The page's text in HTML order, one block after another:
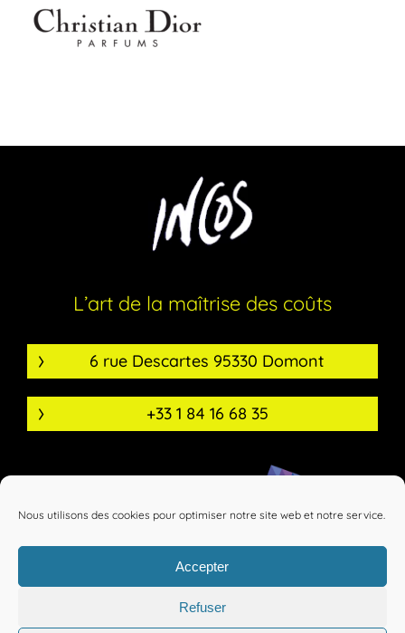
Nous utilisons des cookies pour optimiser notre site web et notre service.
Accepter
Refuser
L’art de la maîtrise des coûts
6 rue Descartes 95330 Domont
+33 1 84 16 68 35
Mentions légales